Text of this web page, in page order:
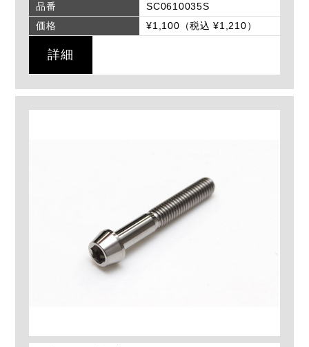
品番
SC0610035S
価格
¥1,100（税込 ¥1,210）
詳細